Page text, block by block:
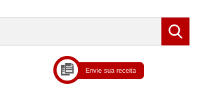
Envie sua receita